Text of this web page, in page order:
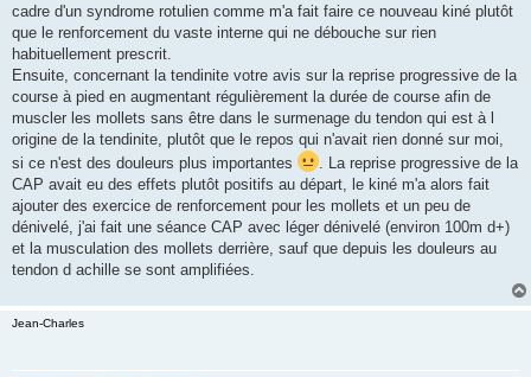
cadre d'un syndrome rotulien comme m'a fait faire ce nouveau kiné plutôt
que le renforcement du vaste interne qui ne débouche sur rien
habituellement prescrit.
Ensuite, concernant la tendinite votre avis sur la reprise progressive de la
course à pied en augmentant régulièrement la durée de course afin de
muscler les mollets sans être dans le surmenage du tendon qui est à l
origine de la tendinite, plutôt que le repos qui n'avait rien donné sur moi,
si ce n'est des douleurs plus importantes
. La reprise progressive de la
CAP avait eu des effets plutôt positifs au départ, le kiné m'a alors fait
ajouter des exercice de renforcement pour les mollets et un peu de
dénivelé, j'ai fait une séance CAP avec léger dénivelé (environ 100m d+)
et la musculation des mollets derrière, sauf que depuis les douleurs au
tendon d achille se sont amplifiées.
Jean-Charles